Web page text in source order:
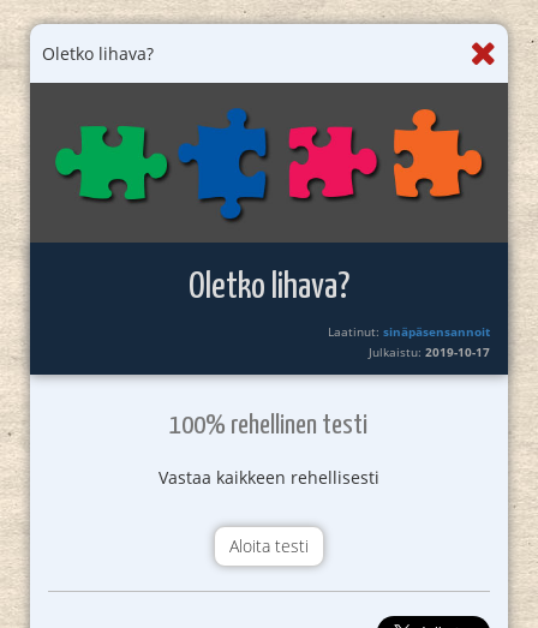
Oletko lihava?
Oletko lihava?
Laatinut:sinäpäsensannoit
Julkaistu:2019-10-17
100% rehellinen testi
Vastaa kaikkeen rehellisesti
Aloita testi